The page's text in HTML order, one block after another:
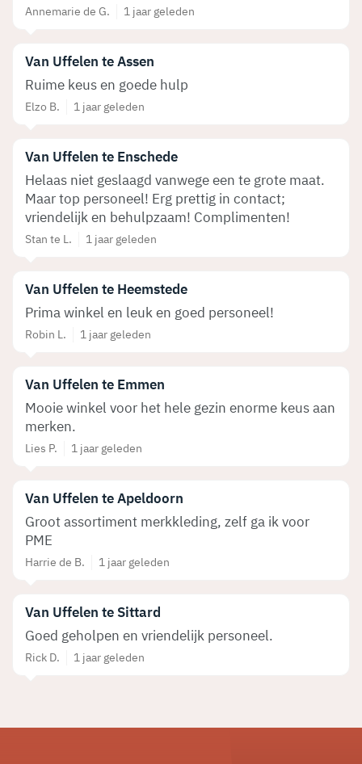
Annemarie de G.
1 jaar geleden
Van Uffelen te Assen
Ruime keus en goede hulp
Elzo B. 1 jaar geleden
Van Uffelen te Enschede
Helaas niet geslaagd vanwege een te grote maat.
Maar top personeel! Erg prettig in contact;
vriendelijk en behulpzaam! Complimenten!
Stan te L. 1 jaar geleden
Van Uffelen te Heemstede
Prima winkel en leuk en goed personeel!
Robin L. 1 jaar geleden
Van Uffelen te Emmen
Mooie winkel voor het hele gezin enorme keus aan
merken.
Lies P. 1 jaar geleden
Van Uffelen te Apeldoorn
Groot assortiment merkkleding, zelf ga ik voor
PME
Harrie de B. 1 jaar geleden
Van Uffelen te Sittard
Goed geholpen en vriendelijk personeel.
Rick D. 1 jaar geleden